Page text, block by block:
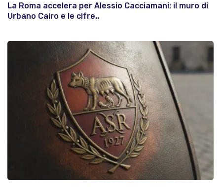
La Roma accelera per Alessio Cacciamani: il muro di
Urbano Cairo e le cifre..